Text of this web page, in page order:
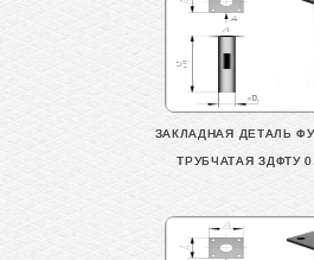
ЗАКЛАДНАЯ ДЕТАЛЬ
ТРУБЧАТАЯ ЗДФТУ